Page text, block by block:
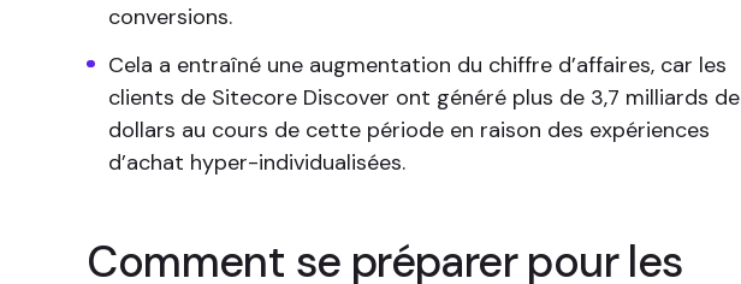
conversions.
Cela a entraîné une augmentation du chiffre d’affaires, car les
clients de Sitecore Discover ont généré plus de 3,7 milliards de
dollars au cours de cette période en raison des expériences
d’achat hyper-individualisées.
Comment se préparer pour les